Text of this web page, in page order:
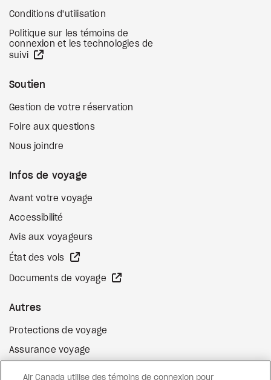
Conditions d'utilisation
Politique sur les témoins de
connexion et les technologies de
suivi
Soutien
Gestion de votre réservation
Foire aux questions
Nous joindre
Infos de voyage
Avant votre voyage
Accessibilité
Avis aux voyageurs
État des vols
Documents de voyage
Autres
Protections de voyage
Assurance voyage
Air Canada utilise des témoins de connexion pour